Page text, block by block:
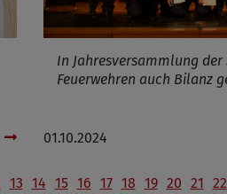
In Jahresversammlung
Feuerwehren auch Bilanz
01.10.2024
13 14 15 16 17 18 19 20 21 22